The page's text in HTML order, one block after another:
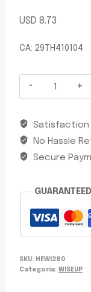
USD 8.73
CA: 29TH410104
RUEDA
DE
TIPO
"Y"
50MM
cantidad
Satisfaction
No Hassle
Secure
SKU: HEWI280
Categoría: WISEUP